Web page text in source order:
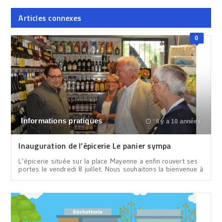
Articles connexes
0
Informations pratiques il y a 10 années
Inauguration de l’épicerie Le panier sympa
L’épicerie située sur la place Mayenne a enfin rouvert ses
portes le vendredi 8 juillet. Nous souhaitons la bienvenue à